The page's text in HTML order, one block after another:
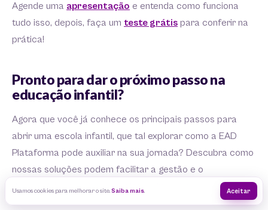
Agende uma apresentação e entenda como funciona
tudo isso, depois, faça um teste grátis para conferir na
prática!
Pronto para dar o próximo passo na
educação infantil?
Agora que você já conhece os principais passos para
abrir uma escola infantil, que tal explorar como a EAD
Plataforma pode auxiliar na sua jornada? Descubra como
nossas soluções podem facilitar a gestão e o
desenvolvimento do seu projeto educacional.
Usamos cookies para melhorar o site.Saiba mais. Aceitar